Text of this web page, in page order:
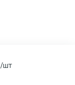
/шт